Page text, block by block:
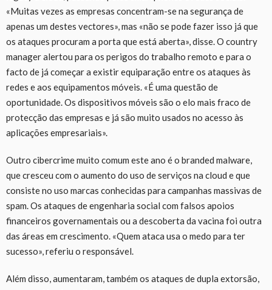
«Muitas vezes as empresas concentram-se na segurança de
apenas um destes vectores», mas «não se pode fazer isso já que
os ataques procuram a porta que está aberta», disse. O country
manager alertou para os perigos do trabalho remoto e para o
facto de já começar a existir equiparação entre os ataques às
redes e aos equipamentos móveis. «É uma questão de
oportunidade. Os dispositivos móveis são o elo mais fraco de
protecção das empresas e já são muito usados no acesso às
aplicações empresariais».
Outro cibercrime muito comum este ano é o branded malware,
que cresceu com o aumento do uso de serviços na cloud e que
consiste no uso marcas conhecidas para campanhas massivas de
spam. Os ataques de engenharia social com falsos apoios
financeiros governamentais ou a descoberta da vacina foi outra
das áreas em crescimento. «Quem ataca usa o medo para ter
sucesso», referiu o responsável.
Além disso, aumentaram, também os ataques de dupla extorsão,